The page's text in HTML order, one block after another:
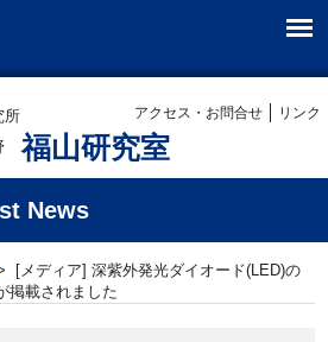
所
福山研究室
アクセス・お問合せ リンク
News
[メディア] 深紫外発光ダイオード(LED)の
掲載されました